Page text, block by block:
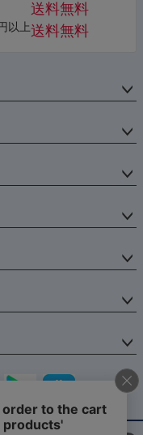
以上
送料無料
送料無料